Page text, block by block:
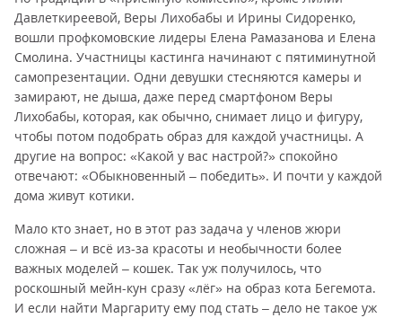
Давлеткиреевой, Веры Лихобабы и Ирины Сидоренко,
вошли профкомовские лидеры Елена Рамазанова и Елена
Смолина. Участницы кастинга начинают с пятиминутной
самопрезентации. Одни девушки стесняются камеры и
замирают, не дыша, даже перед смартфоном Веры
Лихобабы, которая, как обычно, снимает лицо и фигуру,
чтобы потом подобрать образ для каждой участницы. А
другие на вопрос: «Какой у вас настрой?» спокойно
отвечают: «Обыкновенный – победить». И почти у каждой
дома живут котики.
Мало кто знает, но в этот раз задача у членов жюри
сложная – и всё из-за красоты и необычности более
важных моделей – кошек. Так уж получилось, что
роскошный мейн-кун сразу «лёг» на образ кота Бегемота.
И если найти Маргариту ему под стать – дело не такое уж